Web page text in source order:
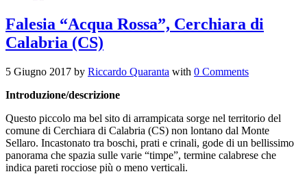
Falesia “Acqua Rossa”, Cerchiara di
Calabria (CS)
5 Giugno 2017 by Riccardo Quaranta with 0 Comments
Introduzione/descrizione
Questo piccolo ma bel sito di arrampicata sorge nel territorio del
comune di Cerchiara di Calabria (CS) non lontano dal Monte
Sellaro. Incastonato tra boschi, prati e crinali, gode di un bellissimo
panorama che spazia sulle varie “timpe”, termine calabrese che
indica pareti rocciose più o meno verticali.